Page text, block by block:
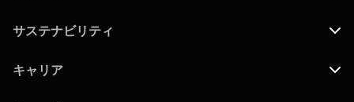
サステナビリティ
キャリア